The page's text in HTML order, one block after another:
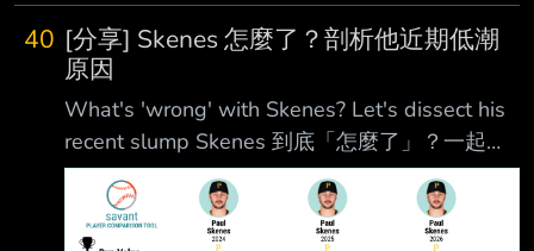
心打線的長打能力和跑壘積極性，很容易在中後
段擴大比分。 東筑則屬於防守型球隊，若想爆
冷，必須依靠王牌投手壓制神村打線，並透過短
打、盜壘 等戰術搶分，把比賽控制在低比分；
一旦形成打擊戰，神村學園的勝算將明顯提高。
我預測：神村學園勝(80%) 分析：神村學園可以
說在地方大會虐菜上來的，其王牌投手龍頭汰樹
40 [分享] Skenes 怎麼了？剖析他近期低潮
原因
What's 'wrong' with Skenes? Let's dissect his
recent slump Skenes 到底「怎麼了」？一起剖
析他近期低潮的原因。 August 5th, 2026 Travis
Sawchik https://www.mlb.com/news/paul-
skenes-2026-metrics-comparison-deep-dive